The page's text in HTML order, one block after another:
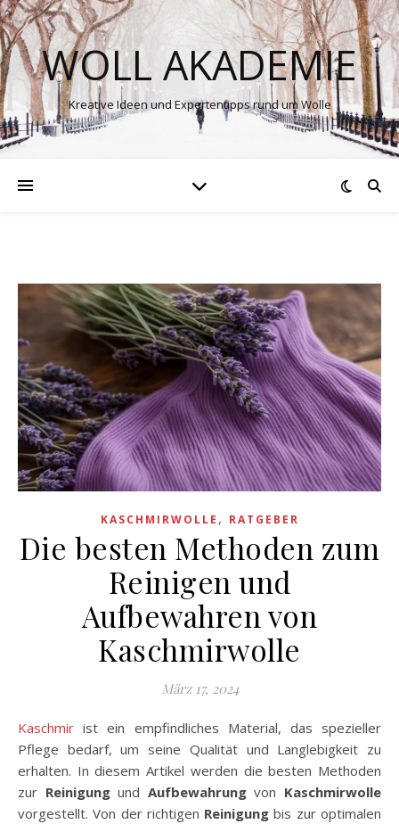
WOLL AKADEMIE
Kreative Ideen und Expertentipps rund um Wolle
KASCHMIRWOLLE , RATGEBER
Die besten Methoden zum
Reinigen und
Aufbewahren von
Kaschmirwolle
März 17, 2024
Kaschmir ist ein empfindliches Material, das spezieller
Pflege bedarf, um seine Qualität und Langlebigkeit zu
erhalten. In diesem Artikel werden die besten Methoden
zur Reinigungund Aufbewahrungvon Kaschmirwolle
vorgestellt. Von der richtigen Reinigung bis zur optimalen